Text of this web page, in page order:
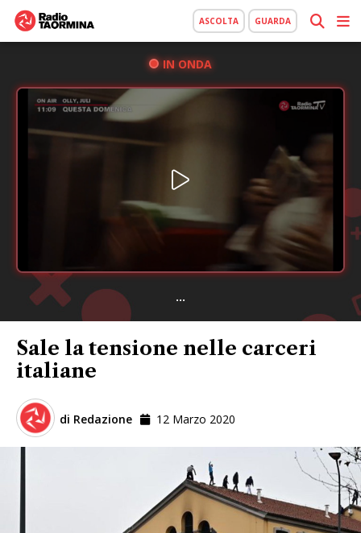
ASCOLTA GUARDA
IN ONDA
...
Sale la tensione nelle carceri
italiane
di Redazione 12 Marzo 2020